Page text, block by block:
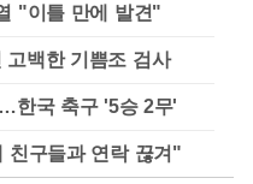
"이틀 만에 발견"
백한 기쁨조 검사
한국 축구 '5승 2무'
친구들과 연락 끊겨"